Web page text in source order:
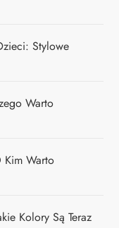
Stylowe
Warto
Warto
Kolory Są Teraz